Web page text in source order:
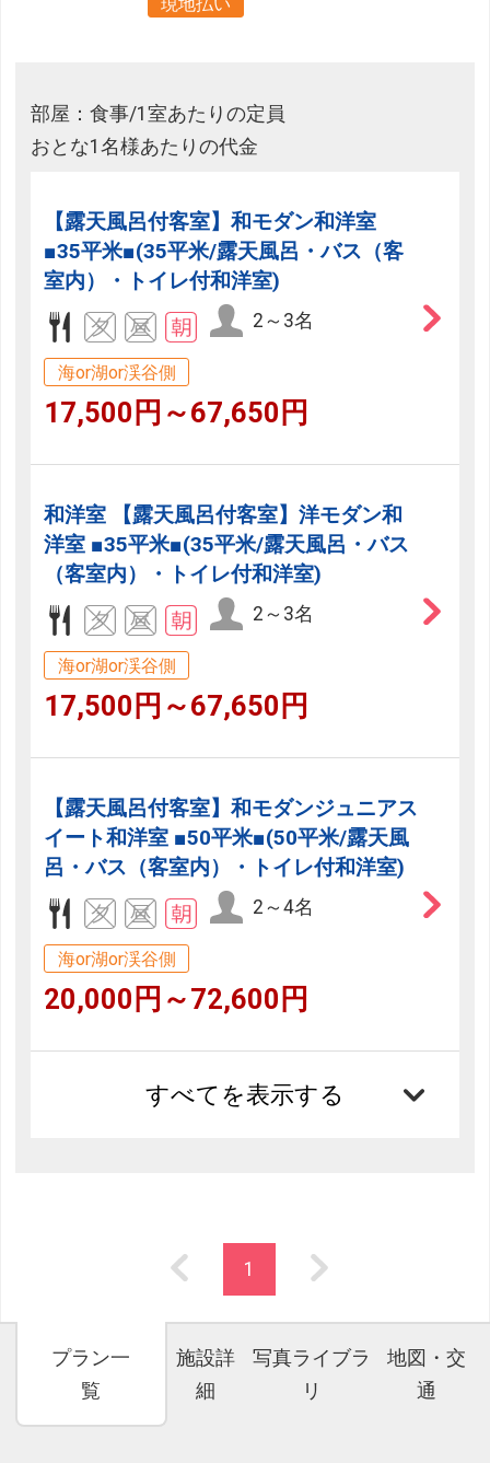
部屋：食事/1室あたりの定員
おとな1名様あたりの代金
【露天風呂付客室】和モダン和洋室
■35平米■(35平米/露天風呂・バス（客
室内）・トイレ付和洋室)
2～3名
海or湖or渓谷側
17,500円～67,650円
和洋室 【露天風呂付客室】洋モダン和
洋室 ■35平米■(35平米/露天風呂・バス
（客室内）・トイレ付和洋室)
2～3名
海or湖or渓谷側
17,500円～67,650円
【露天風呂付客室】和モダンジュニアス
イート和洋室 ■50平米■(50平米/露天風
呂・バス（客室内）・トイレ付和洋室)
2～4名
海or湖or渓谷側
20,000円～72,600円
すべてを表示する
1
プラン一
覧
施設詳
細
写真ライブラ
リ
地図・交
通